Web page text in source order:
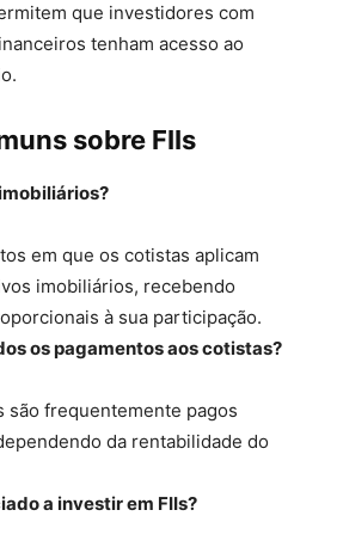
que investidores com
tenham acesso ao
sobre FIIs
em que os cotistas aplicam
imobiliários, recebendo
à sua participação.
os pagamentos aos cotistas?
são frequentemente pagos
da rentabilidade do
a investir em FIIs?